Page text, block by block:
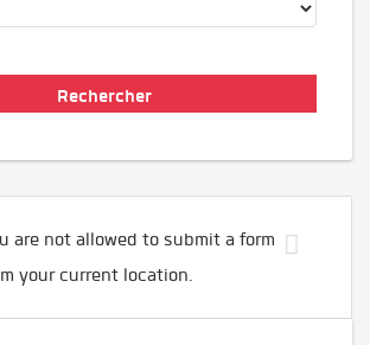
are not allowed to submit a form
your current location.